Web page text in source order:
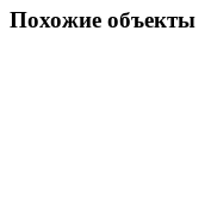
Похожие объекты